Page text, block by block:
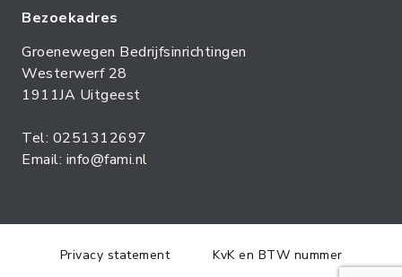
Bezoekadres
Groenewegen Bedrijfsinrichtingen
Westerwerf 28
1911JA Uitgeest
Tel: 0251312697
Email: info@fami.nl
Privacy statement KvK en BTW nummer